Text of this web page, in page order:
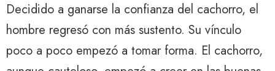
Decidido a ganarse la confianza del cachorro, el
hombre regresó con más sustento. Su vínculo
poco a poco empezó a tomar forma. El cachorro,